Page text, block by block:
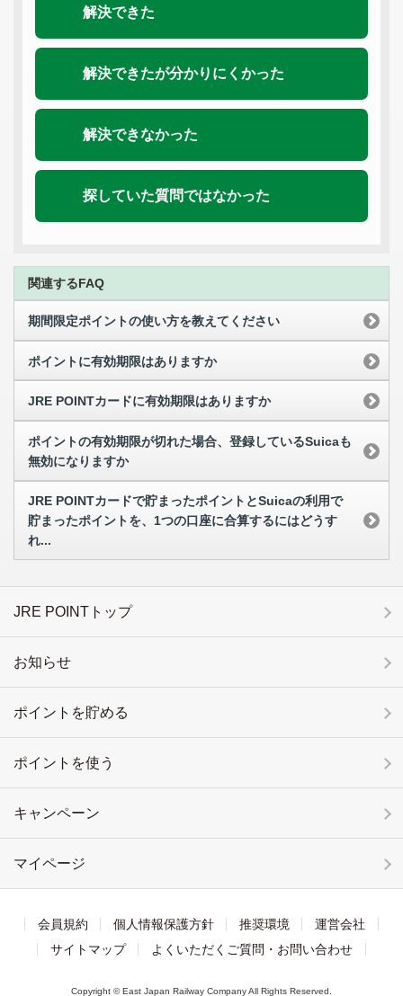
解決できた
解決できたが分かりにくかった
解決できなかった
探していた質問ではなかった
関連するFAQ
期間限定ポイントの使い方を教えてください
ポイントに有効期限はありますか
JRE POINTカードに有効期限はありますか
ポイントの有効期限が切れた場合、登録しているSuicaも
無効になりますか
JRE POINTカードで貯まったポイントとSuicaの利用で
貯まったポイントを、1つの口座に合算するにはどうす
れ...
JRE POINTトップ
お知らせ
ポイントを貯める
ポイントを使う
キャンペーン
マイページ
会員規約 個人情報保護方針 推奨環境
運営会社
サイトマップ
よくいただくご質問・お問い合わせ
Copyright © East Japan Railway Company All Rights Reserved.